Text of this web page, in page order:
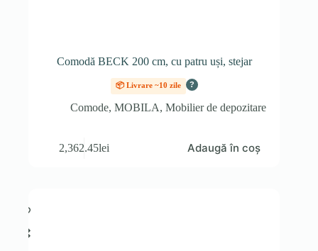
Comodă BECK 200 cm, cu patru uși, stejar
📦 Livrare ~10 zile ?
Comode,MOBILA,Mobilier de depozitare
2,362.45lei Adaugă în coș